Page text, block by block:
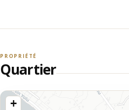
PROPRIÉTÉ
Quartier
+